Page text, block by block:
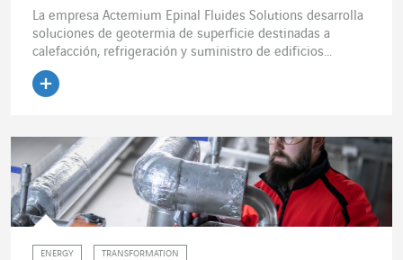
La empresa Actemium Epinal Fluides Solutions desarrolla
soluciones de geotermia de superficie destinadas a
calefacción, refrigeración y suministro de edificios...
ENERGY TRANSFORMATION